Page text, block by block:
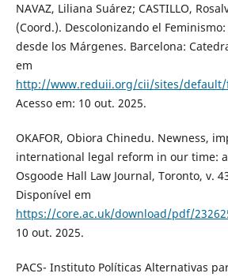
NAVAZ, Liliana Suárez; CASTILLO,
(Coord.). Descolonizando el
desde los Márgenes. Barcelona:
em
http://www.reduii.org/cii/sites/default/
Acesso em: 10 out. 2025.
OKAFOR, Obiora Chinedu. Newness,
international legal reform in our time: a
Osgoode Hall Law Journal, Toronto, v.
Disponível em
https://core.ac.uk/download/pdf/
10 out. 2025.
PACS- Instituto Políticas Alternativas